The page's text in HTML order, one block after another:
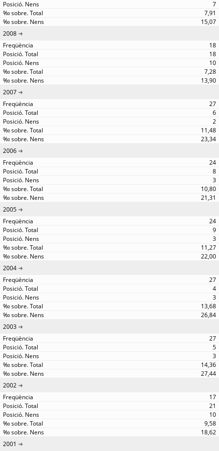
7
7,91
15,07
2008
18
18
10
7,28
13,90
2007
27
6
2
11,48
23,34
2006
24
8
3
10,80
21,31
2005
24
9
3
11,27
22,00
2004
27
4
3
13,68
26,84
2003
27
5
3
14,36
27,44
2002
17
21
10
9,58
18,62
2001